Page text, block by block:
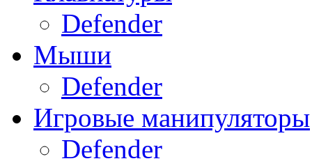
Defender
Мыши
Defender
Игровые манипуляторы
Defender